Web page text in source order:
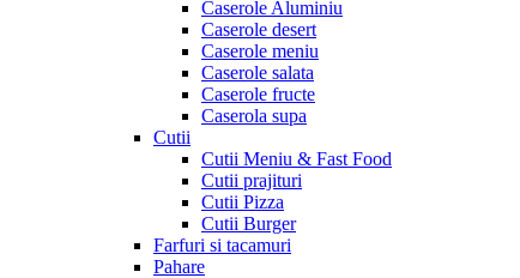
Caserole Aluminiu
Caserole desert
Caserole meniu
Caserole salata
Caserole fructe
Caserola supa
Cutii
Cutii Meniu & Fast Food
Cutii prajituri
Cutii Pizza
Cutii Burger
Farfuri si tacamuri
Pahare